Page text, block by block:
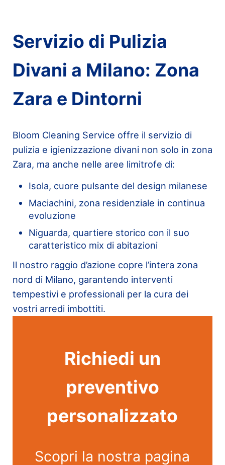
Servizio di Pulizia
Divani a Milano: Zona
Zara e Dintorni
Bloom Cleaning Service offre il servizio di
pulizia e igienizzazione divani non solo in zona
Zara, ma anche nelle aree limitrofe di:
Isola, cuore pulsante del design milanese
Maciachini, zona residenziale in continua
evoluzione
Niguarda, quartiere storico con il suo
caratteristico mix di abitazioni
Il nostro raggio d’azione copre l’intera zona
nord di Milano, garantendo interventi
tempestivi e professionali per la cura dei
vostri arredi imbottiti.
Richiedi un
preventivo
personalizzato
Scopri la nostra pagina